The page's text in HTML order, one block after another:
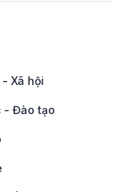
Xã hội
- Đào tạo